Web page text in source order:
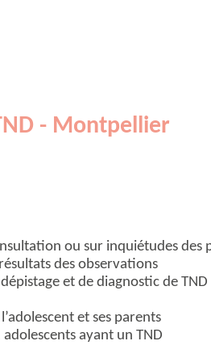
- Montpellier
ou sur inquiétudes des
des observations
et de diagnostic de TND
et ses parents
ayant un TND